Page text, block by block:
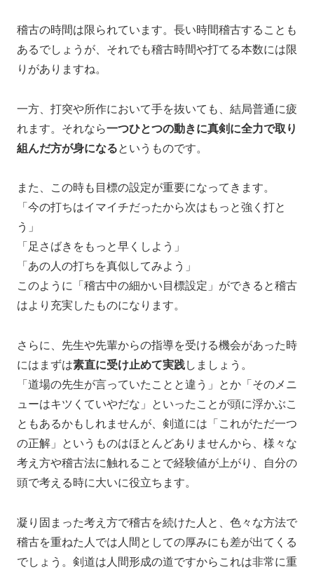
稽古の時間は限られています。長い時間稽古することも
あるでしょうが、それでも稽古時間や打てる本数には限
りがありますね。
一方、打突や所作において手を抜いても、結局普通に疲
れます。それなら一つひとつの動きに真剣に全力で取り
組んだ方が身になるというものです。
また、この時も目標の設定が重要になってきます。
「今の打ちはイマイチだったから次はもっと強く打と
う」
「足さばきをもっと早くしよう」
「あの人の打ちを真似してみよう」
このように「稽古中の細かい目標設定」ができると稽古
はより充実したものになります。
さらに、先生や先輩からの指導を受ける機会があった時
にはまずは素直に受け止めて実践しましょう。
「道場の先生が言っていたことと違う」とか「そのメニ
ューはキツくていやだな」といったことが頭に浮かぶこ
ともあるかもしれませんが、剣道には「これがただ一つ
の正解」というものはほとんどありませんから、様々な
考え方や稽古法に触れることで経験値が上がり、自分の
頭で考える時に大いに役立ちます。
凝り固まった考え方で稽古を続けた人と、色々な方法で
稽古を重ねた人では人間としての厚みにも差が出てくる
でしょう。剣道は人間形成の道ですからこれは非常に重